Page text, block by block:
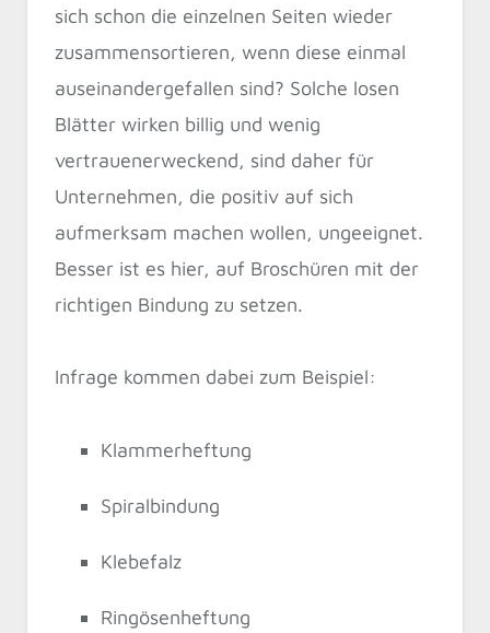
sich schon die einzelnen Seiten wieder
zusammensortieren, wenn diese einmal
auseinandergefallen sind? Solche losen
Blätter wirken billig und wenig
vertrauenerweckend, sind daher für
Unternehmen, die positiv auf sich
aufmerksam machen wollen, ungeeignet.
Besser ist es hier, auf Broschüren mit der
richtigen Bindung zu setzen.
Infrage kommen dabei zum Beispiel:
Klammerheftung
Spiralbindung
Klebefalz
Ringösenheftung